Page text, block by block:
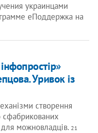
украинцами
еПоддержка на
Уривок із
створення
сфабрикованих
для можновладців. 21